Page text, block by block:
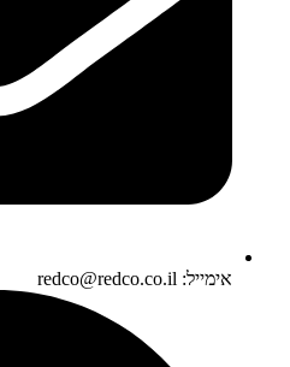
אימייל: redco@redco.co.il